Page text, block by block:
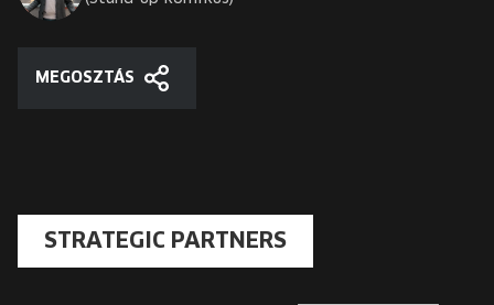
MEGOSZTÁS
STRATEGIC PARTNERS